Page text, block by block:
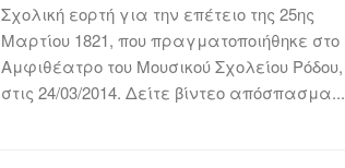
Σχολική εορτή για την επέτειο της 25ης
Μαρτίου 1821, που πραγματοποιήθηκε στο
Αμφιθέατρο του Μουσικού Σχολείου Ρόδου,
στις 24/03/2014. Δείτε βίντεο απόσπασμα...